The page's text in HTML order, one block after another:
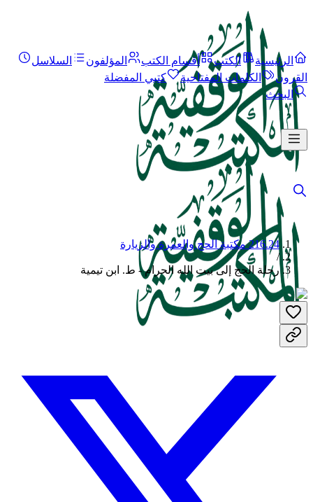
الرئيسية الكتب أقسام الكتب المؤلفون
السلاسل
القرون
الكلمات المفتاحية
كتبي المفضلة
البحث
216.24 مكتبة الحج والعمرة والزيارة
/
رحلة الحج إلى بيت الله الحرام - ط. ابن تيمية